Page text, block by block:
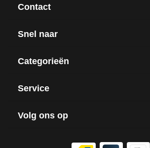
Contact
Snel naar
Categorieën
Service
Volg ons op